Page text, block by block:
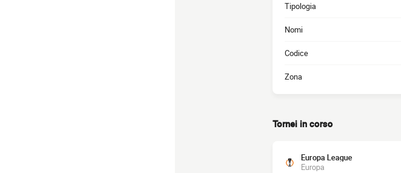
Tipologia
Nomi
Codice
Zona
Tornei in corso
Europa League
Europa